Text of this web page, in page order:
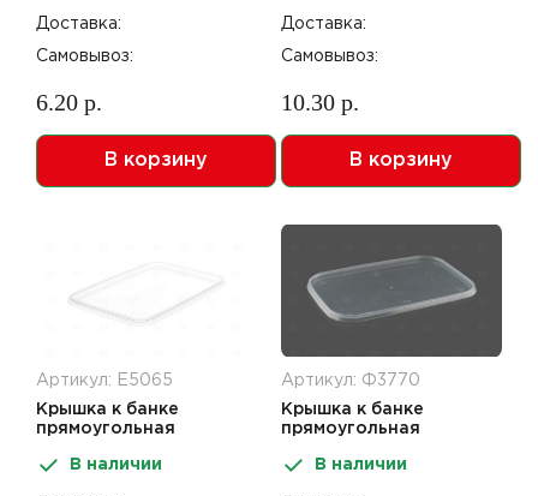
Доставка:
Самовывоз:
6.20 р.
В корзину
Доставка:
Самовывоз:
10.30 р.
В корзину
Артикул: Е5065
Крышка к банке
прямоугольная
432шт ВВ наличии
Артикул: Ф3770
Крышка к банке
прямоугольная
300шт ПТ
В наличии